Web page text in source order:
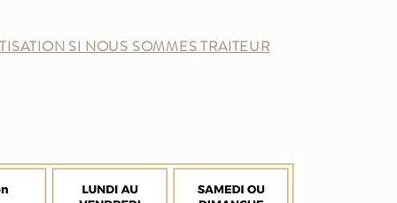
SI NOUS SOMMES TRAITEUR